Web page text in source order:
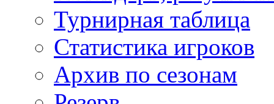
Турнирная таблица
Статистика игроков
Архив по сезонам